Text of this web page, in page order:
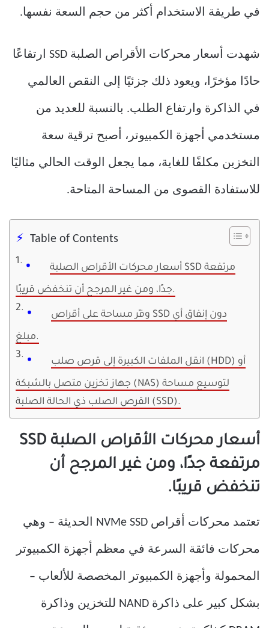
في طريقة الاستخدام أكثر من حجم السعة نفسها.
شهدت أسعار محركات الأقراص الصلبة SSD ارتفاعًا
حادًا مؤخرًا، ويعود ذلك جزئيًا إلى النقص العالمي
في الذاكرة وارتفاع الطلب. بالنسبة للعديد من
مستخدمي أجهزة الكمبيوتر، أصبح ترقية سعة
التخزين مكلفًا للغاية، مما يجعل الوقت الحالي مثاليًا
للاستفادة القصوى من المساحة المتاحة.
Table of Contents
أسعار محركات الأقراص الصلبة SSD مرتفعة
جدًا، ومن غير المرجح أن تنخفض قريبًا.
وفّر مساحة على أقراص SSD دون إنفاق أي
مبلغ.
انقل الملفات الكبيرة إلى قرص صلب (HDD) أو
جهاز تخزين متصل بالشبكة (NAS) لتوسيع مساحة
القرص الصلب ذي الحالة الصلبة (SSD).
أسعار محركات الأقراص الصلبة SSD
مرتفعة جدًا، ومن غير المرجح أن
تنخفض قريبًا.
تعتمد محركات أقراص NVMe SSD الحديثة – وهي
محركات فائقة السرعة في معظم أجهزة الكمبيوتر
المحمولة وأجهزة الكمبيوتر المخصصة للألعاب –
بشكل كبير على ذاكرة NAND للتخزين وذاكرة